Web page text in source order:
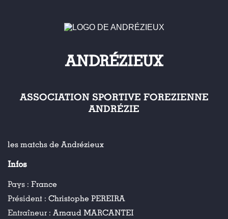
ANDRÉZIEUX
ASSOCIATION SPORTIVE FOREZIENNE
ANDRÉZIE
les matchs de Andrézieux
Infos
Pays : France
Président : Christophe PEREIRA
Entraîneur : Arnaud MARCANTEI